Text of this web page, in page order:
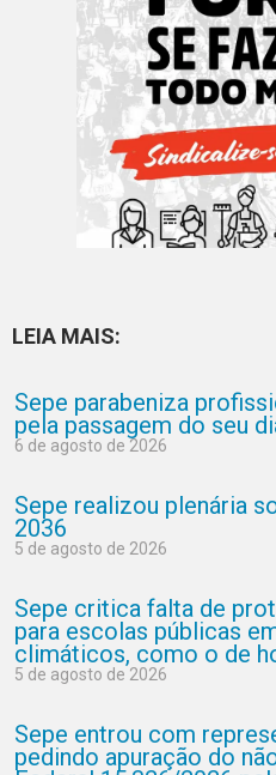
LEIA MAIS:
Sepe parabeniza
pela passagem do seu
6 de agosto de 2026
Sepe realizou plenária
2036
5 de agosto de 2026
Sepe critica falta de
para escolas públicas
climáticos, como o de
5 de agosto de 2026
Sepe entrou com
pedindo apuração do